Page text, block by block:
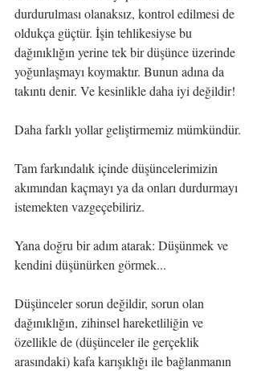
durdurulması olanaksız, kontrol edilmesi de
oldukça güçtür. İşin tehlikesiyse bu
dağınıklığın yerine tek bir düşünce üzerinde
yoğunlaşmayı koymaktır. Bunun adına da
takıntı denir. Ve kesinlikle daha iyi değildir!
Daha farklı yollar geliştirmemiz mümkündür.
Tam farkındalık içinde düşüncelerimizin
akımından kaçmayı ya da onları durdurmayı
istemekten vazgeçebiliriz.
Yana doğru bir adım atarak: Düşünmek ve
kendini düşünürken görmek...
Düşünceler sorun değildir, sorun olan
dağınıklığın, zihinsel hareketliliğin ve
özellikle de (düşünceler ile gerçeklik
arasındaki) kafa karışıklığı ile bağlanmanın